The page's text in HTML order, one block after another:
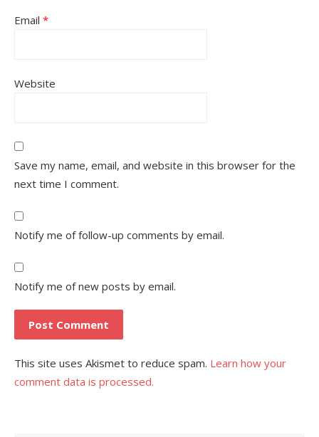
Email *
Website
Save my name, email, and website in this browser for the
next time I comment.
Notify me of follow-up comments by email.
Notify me of new posts by email.
This site uses Akismet to reduce spam. Learn how your
comment data is processed.